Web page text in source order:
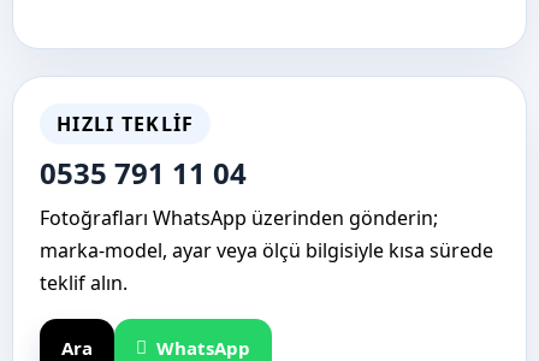
HIZLI TEKLIF
0535 791 11 04
Fotoğrafları WhatsApp üzerinden gönderin;
marka-model, ayar veya ölçü bilgisiyle kısa sürede
teklif alın.
Ara WhatsApp